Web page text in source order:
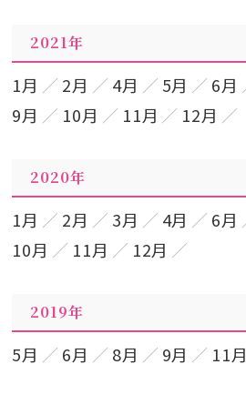
2021年
1月 2月 4月 5月 6月
9月
10月 11月 12月
2020年
1月 2月 3月 4月 6月
10月
11月 12月
2019年
5月 6月 8月 9月 11月